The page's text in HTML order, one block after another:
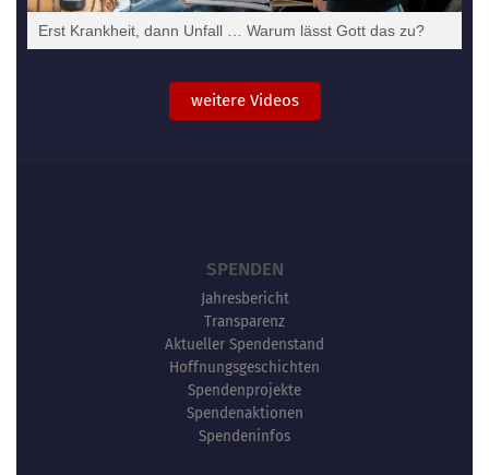
Erst Krank­heit, dann Unfall … War­um lässt Gott das zu?
weitere Videos
SPENDEN
Jahresbericht
Transparenz
Aktueller Spendenstand
Hoffnungsgeschichten
Spendenprojekte
Spendenaktionen
Spendeninfos